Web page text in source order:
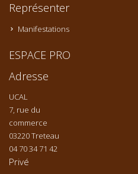
Représenter
Manifestations
ESPACE PRO
Adresse
UCAL
7, rue du
commerce
03220 Treteau
04 70 34 71 42
Privé